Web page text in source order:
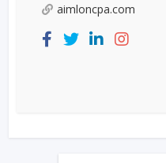
aimloncpa.com